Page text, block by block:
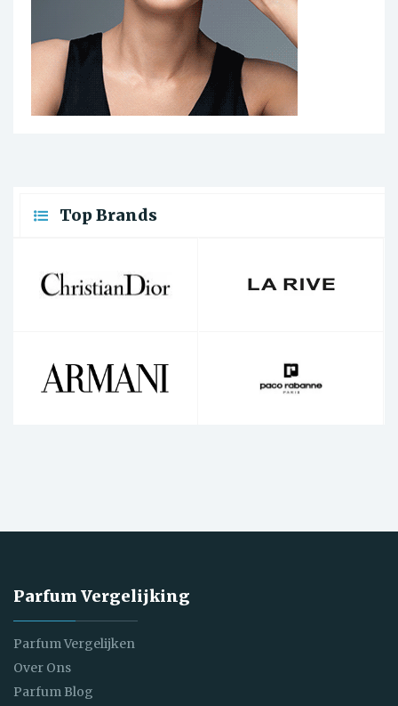
Top Brands
Parfum Vergelijking
Parfum Vergelijken
Over Ons
Parfum Blog